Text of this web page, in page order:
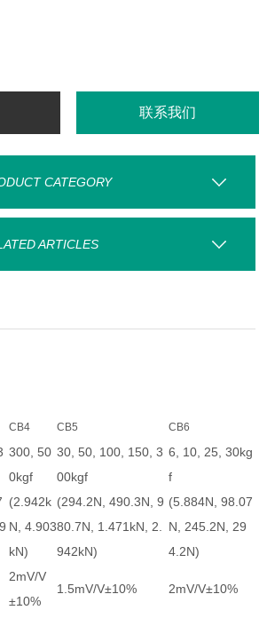
联系我们
CATEGORY
ARTICLES
CB4 CB5 CB6
300, 50
0kgf
(2.942k
N, 4.903
kN)
30, 50, 100, 150, 3
00kgf
(294.2N, 490.3N, 9
80.7N, 1.471kN, 2.
942kN)
6, 10, 25, 30kg
f
(5.884N, 98.07
N, 245.2N, 29
4.2N)
2mV/V
±10%
1.5mV/V±10% 2mV/V±10%